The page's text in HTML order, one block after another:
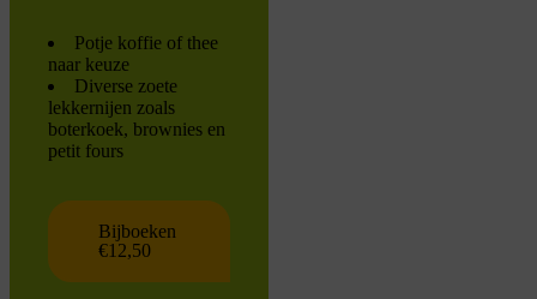
Potje koffie of thee
naar keuze
Diverse zoete
lekkernijen zoals
boterkoek, brownies en
petit fours
Bijboeken
€12,50